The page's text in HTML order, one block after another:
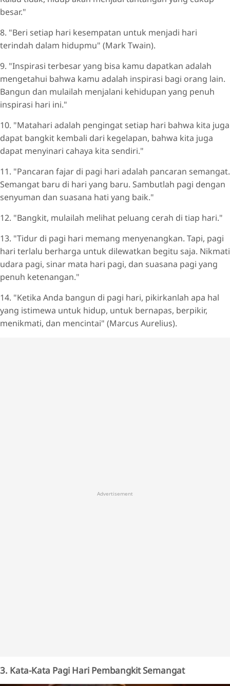
besar."
8. "Beri setiap hari kesempatan untuk menjadi hari
terindah dalam hidupmu" (Mark Twain).
9. "Inspirasi terbesar yang bisa kamu dapatkan adalah
mengetahui bahwa kamu adalah inspirasi bagi orang lain.
Bangun dan mulailah menjalani kehidupan yang penuh
inspirasi hari ini."
10. "Matahari adalah pengingat setiap hari bahwa kita juga
dapat bangkit kembali dari kegelapan, bahwa kita juga
dapat menyinari cahaya kita sendiri."
11. "Pancaran fajar di pagi hari adalah pancaran semangat.
Semangat baru di hari yang baru. Sambutlah pagi dengan
senyuman dan suasana hati yang baik."
12. "Bangkit, mulailah melihat peluang cerah di tiap hari."
13. "Tidur di pagi hari memang menyenangkan. Tapi, pagi
hari terlalu berharga untuk dilewatkan begitu saja. Nikmati
udara pagi, sinar mata hari pagi, dan suasana pagi yang
penuh ketenangan."
14. "Ketika Anda bangun di pagi hari, pikirkanlah apa hal
yang istimewa untuk hidup, untuk bernapas, berpikir,
menikmati, dan mencintai" (Marcus Aurelius).
Advertisement
3. Kata-Kata Pagi Hari Pembangkit Semangat